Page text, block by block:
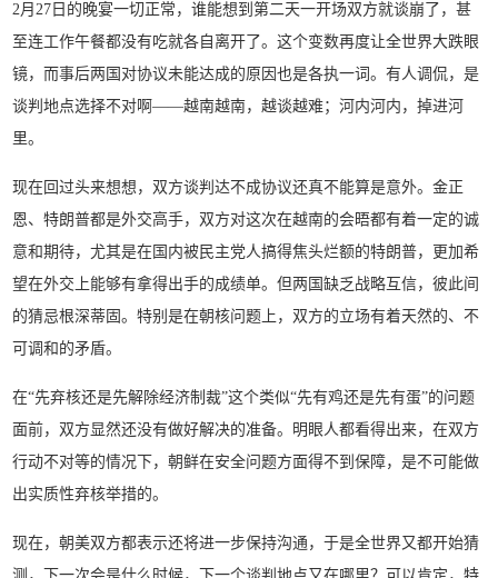
2月27日的晚宴一切正常，谁能想到第二天一开场双方就谈崩了，甚
至连工作午餐都没有吃就各自离开了。这个变数再度让全世界大跌眼
镜，而事后两国对协议未能达成的原因也是各执一词。有人调侃，是
谈判地点选择不对啊——越南越南，越谈越难；河内河内，掉进河
里。
现在回过头来想想，双方谈判达不成协议还真不能算是意外。金正
恩、特朗普都是外交高手，双方对这次在越南的会晤都有着一定的诚
意和期待，尤其是在国内被民主党人搞得焦头烂额的特朗普，更加希
望在外交上能够有拿得出手的成绩单。但两国缺乏战略互信，彼此间
的猜忌根深蒂固。特别是在朝核问题上，双方的立场有着天然的、不
可调和的矛盾。
在“先弃核还是先解除经济制裁”这个类似“先有鸡还是先有蛋”的问题
面前，双方显然还没有做好解决的准备。明眼人都看得出来，在双方
行动不对等的情况下，朝鲜在安全问题方面得不到保障，是不可能做
出实质性弃核举措的。
现在，朝美双方都表示还将进一步保持沟通，于是全世界又都开始猜